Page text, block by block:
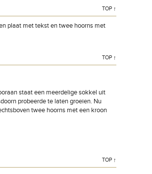
TOP ↑
plaat met tekst en twee hoorns met
TOP ↑
staat een meerdelige sokkel uit
probeerde te laten groeien. Nu
twee hoorns met een kroon
TOP ↑